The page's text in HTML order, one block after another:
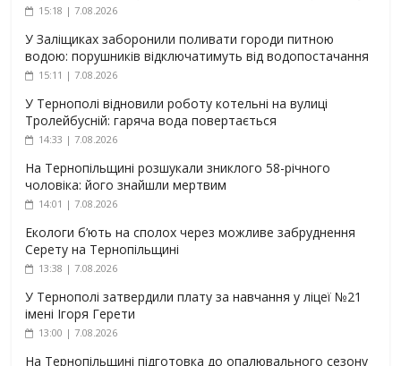
15:18 | 7.08.2026
У Заліщиках заборонили поливати городи питною
водою: порушників відключатимуть від водопостачання
15:11 | 7.08.2026
У Тернополі відновили роботу котельні на вулиці
Тролейбусній: гаряча вода повертається
14:33 | 7.08.2026
На Тернопільщині розшукали зниклого 58-річного
чоловіка: його знайшли мертвим
14:01 | 7.08.2026
Екологи б’ють на сполох через можливе забруднення
Серету на Тернопільщині
13:38 | 7.08.2026
У Тернополі затвердили плату за навчання у ліцеї №21
імені Ігоря Герети
13:00 | 7.08.2026
На Тернопільщині підготовка до опалювального сезону